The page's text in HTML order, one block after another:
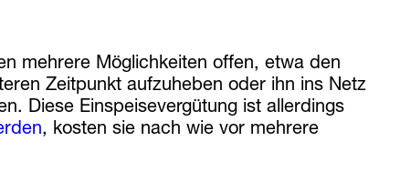
mehrere Möglichkeiten offen, etwa den
Zeitpunkt aufzuheben oder ihn ins Netz
Diese Einspeisevergütung ist allerdings
, kosten sie nach wie vor mehrere